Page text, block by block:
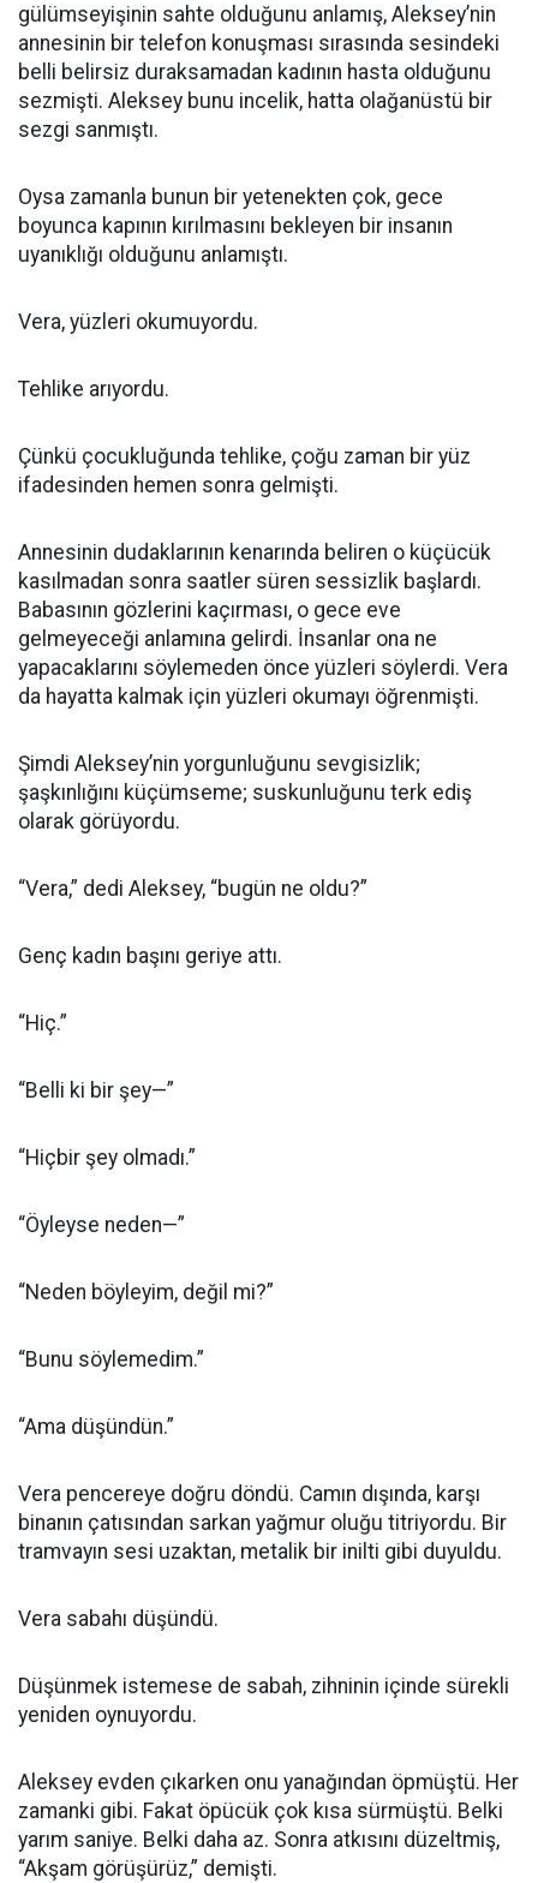
gülümseyişinin sahte olduğunu anlamış, Aleksey’nin
annesinin bir telefon konuşması sırasında sesindeki
belli belirsiz duraksamadan kadının hasta olduğunu
sezmişti. Aleksey bunu incelik, hatta olağanüstü bir
sezgi sanmıştı.
Oysa zamanla bunun bir yetenekten çok, gece
boyunca kapının kırılmasını bekleyen bir insanın
uyanıklığı olduğunu anlamıştı.
Vera, yüzleri okumuyordu.
Tehlike arıyordu.
Çünkü çocukluğunda tehlike, çoğu zaman bir yüz
ifadesinden hemen sonra gelmişti.
Annesinin dudaklarının kenarında beliren o küçücük
kasılmadan sonra saatler süren sessizlik başlardı.
Babasının gözlerini kaçırması, o gece eve
gelmeyeceği anlamına gelirdi. İnsanlar ona ne
yapacaklarını söylemeden önce yüzleri söylerdi. Vera
da hayatta kalmak için yüzleri okumayı öğrenmişti.
Şimdi Aleksey’nin yorgunluğunu sevgisizlik;
şaşkınlığını küçümseme; suskunluğunu terk ediş
olarak görüyordu.
“Vera,” dedi Aleksey, “bugün ne oldu?”
Genç kadın başını geriye attı.
“Hiç.”
“Belli ki bir şey—”
“Hiçbir şey olmadı.”
“Öyleyse neden—”
“Neden böyleyim, değil mi?”
“Bunu söylemedim.”
“Ama düşündün.”
Vera pencereye doğru döndü. Camın dışında, karşı
binanın çatısından sarkan yağmur oluğu titriyordu. Bir
tramvayın sesi uzaktan, metalik bir inilti gibi duyuldu.
Vera sabahı düşündü.
Düşünmek istemese de sabah, zihninin içinde sürekli
yeniden oynuyordu.
Aleksey evden çıkarken onu yanağından öpmüştü. Her
zamanki gibi. Fakat öpücük çok kısa sürmüştü. Belki
yarım saniye. Belki daha az. Sonra atkısını düzeltmiş,
“Akşam görüşürüz,” demişti.